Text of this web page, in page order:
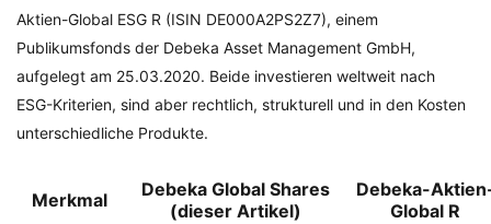
Aktien-Global ESG R (ISIN DE000A2PS2Z7), einem
Publikumsfonds der Debeka Asset Management GmbH,
aufgelegt am 25.03.2020. Beide investieren weltweit nach
ESG-Kriterien, sind aber rechtlich, strukturell und in den Kosten
unterschiedliche Produkte.
Merkmal
Debeka Global Shares
(dieser Artikel)
Debeka-
Global R